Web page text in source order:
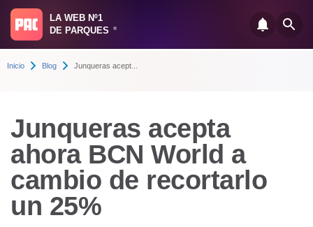
LA WEB Nº1
DE PARQUES
®
Inicio Blog Junqueras acept...
Junqueras acepta
ahora BCN World a
cambio de recortarlo
un 25%